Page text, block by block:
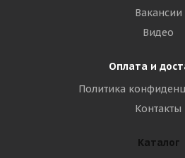
Вакансии
Видео
Оплата и
Политика
Контакты
Каталог